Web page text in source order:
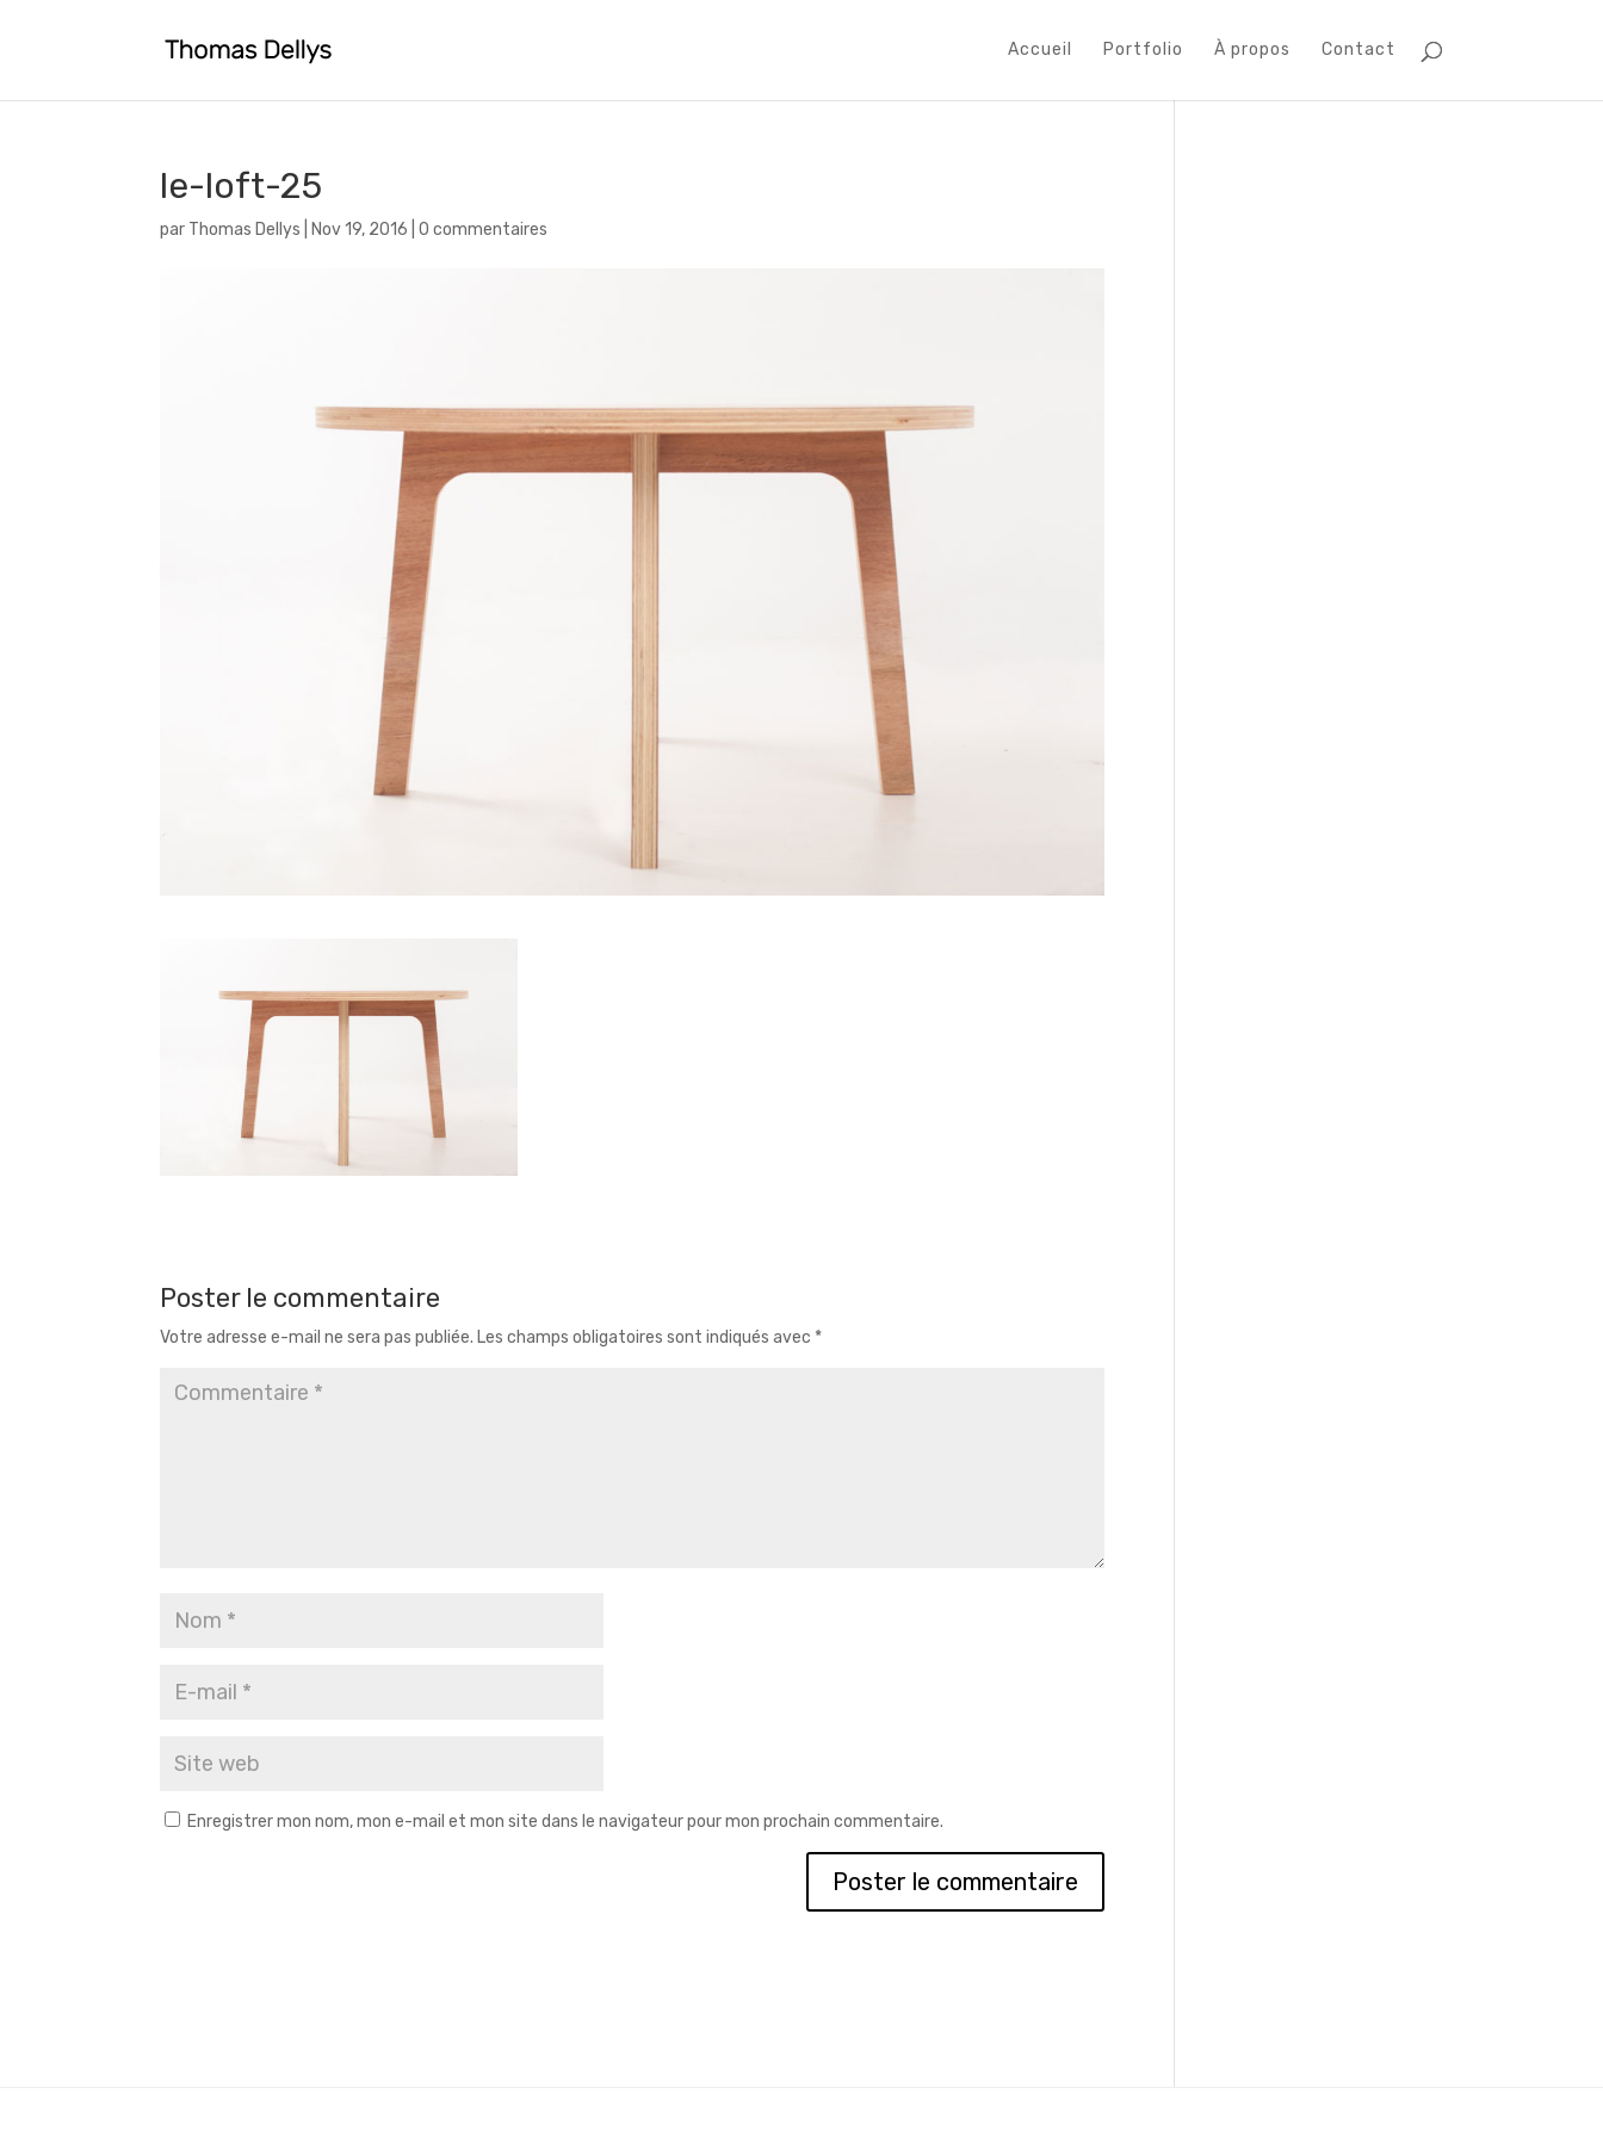
Accueil Portfolio À propos Contact
le-loft-25
par Thomas Dellys Nov 19, 2016 |0 commentaires
Poster le commentaire
Votre adresse e-mail ne sera pas publiée. Les champs obligatoires sont indiqués avec *
Enregistrer mon nom, mon e-mail et mon site dans le navigateur pour mon prochain commentaire.